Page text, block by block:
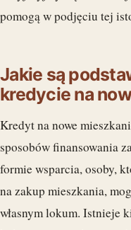
pomogą w podjęciu tej
Jakie są
kredycie na
Kredyt na nowe
sposobów finansowania
formie wsparcia, osoby,
na zakup mieszkania,
własnym lokum. Istnieje